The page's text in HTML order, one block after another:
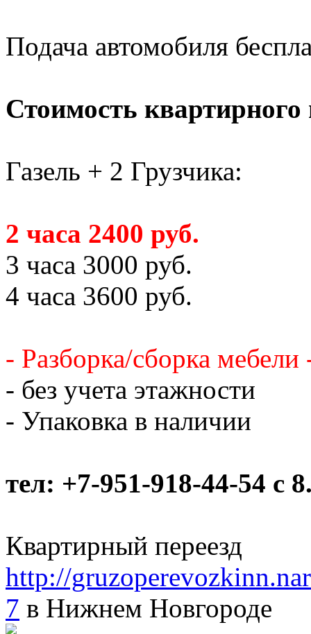
Подача автомобиля
Стоимость квартирного
Газель + 2 Грузчика:
2 часа 2400 руб.
3 часа 3000 руб.
4 часа 3600 руб.
- Разборка/сборка мебели
- без учета этажности
- Упаковка в наличии
тел: +7-951-918-44-54 c
Квартирный переезд
http://
7 в Нижнем Новгороде